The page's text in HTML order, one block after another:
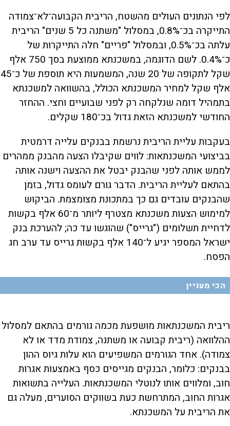
לפי הנתונים העולים מהשטח, הריבית הקבועה־לא־צמודה
התייקרה בכ־0.8%, במסלול "משתנה כל 5 שנים" הריבית
עלתה בכ־0.5%, ובמסלול "פריים" חלה התייקרות של
כ־0.4%. לשם הדוגמה, במשכנתא ממוצעת בסך 750 אלף
שקל לתקופה של 20 שנה, המשמעות היא תוספת של כ־45
אלף שקל למחיר המשכנתא הכולל, בהשוואה למשכנתא
בתמהיל דומה שנלקחה רק לפני שבועיים וחצי. ההחזר
החודשי למשכנתא הזאת גדול בכ־180 שקלים.
בעקבות עליית הריבית נרשמת בבנקים עלייה דרמטית
בביצועי המשכנתאות: לווים שקיבלו הצעה מהבנק ממהרים
לממש אותה לפני שהבנק יבטל את ההצעה וישנה אותה
בהתאם לעליית הריבית. הדבר גורם לעומס גדול, בזמן
שהבנקים עובדים גם כך במתכונת מצומצמת. הביקוש
למימוש הצעות משכנתא מצטרף ליותר מ־60 אלף בקשות
לדחיית תשלומים ("גרייס") שהוגשו עד כה; להערכת בנק
ישראל המספר יגיע ל־140 אלף בקשות גרייס עד ערב חג
הפסח.
הכי מעניין
ריבית המשכנתאות מושפעת מכמה גורמים בהתאם למסלול
ההלוואה (ריבית קבועה או משתנה, צמודת מדד או לא
צמודה). אחד הגורמים המשפיעים הוא עלות גיוס ההון
בבנקים: כלומר, הבנקים מגייסים כסף באמצעות אגרות
חוב, ומלווים אותו לנוטלי המשכנתאות. העלייה בתשואות
אגרות החוב, המתרחשת כעת בשווקים הסוערים, מעלה גם
את הריבית על המשכנתא.